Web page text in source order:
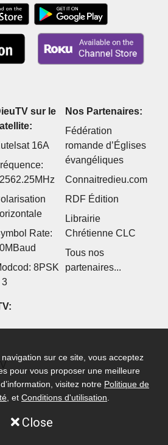
sur le
16A
Rate:
8PSK
3
Nos Partenaires:
Fédération
romande d’Églises
évangéliques
Connaitredieu.com
RDF Édition
Librairie
Chrétienne CLC
Tous nos
partenaires...
sur ce site, vous acceptez
pour vous proposer une meilleure
visitez notre Politique de
, et Conditions d'utilisation